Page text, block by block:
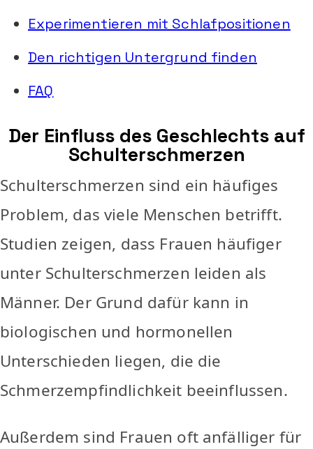
Experimentieren mit Schlafpositionen
Den richtigen Untergrund finden
FAQ
Der Einfluss des Geschlechts auf
Schulterschmerzen
Schulterschmerzen sind ein häufiges
Problem, das viele Menschen betrifft.
Studien zeigen, dass Frauen häufiger
unter Schulterschmerzen leiden als
Männer. Der Grund dafür kann in
biologischen und hormonellen
Unterschieden liegen, die die
Schmerzempfindlichkeit beeinflussen.
Außerdem sind Frauen oft anfälliger für